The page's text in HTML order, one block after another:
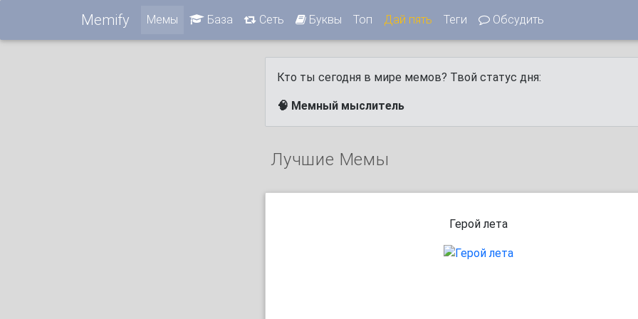
Memify Мемы База Сеть Буквы Топ Дай пять Теги Обсудить
Кто ты сегодня в мире мемов? Твой статус дня:
🧠 Мемный мыслитель
Лучшие Мемы
Герой лета